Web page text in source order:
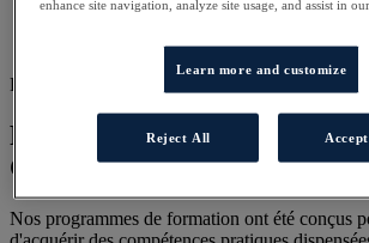
Professionnel
FOR SERV ELITE
Formation technicien DD
Groupe 5
Nos programmes de formation ont été conçus
enhance site navigation, analyze site usage, and assist in
Learn more and customize
Reject All